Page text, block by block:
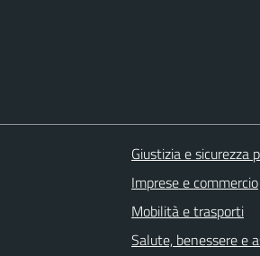
Giustizia e sicurezza
Imprese e commercio
Mobilità e trasporti
Salute, benessere e